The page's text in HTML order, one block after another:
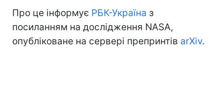
Про це інформує РБК-Україна з
посиланням на дослідження NASA,
опубліковане на сервері препринтів arXiv.